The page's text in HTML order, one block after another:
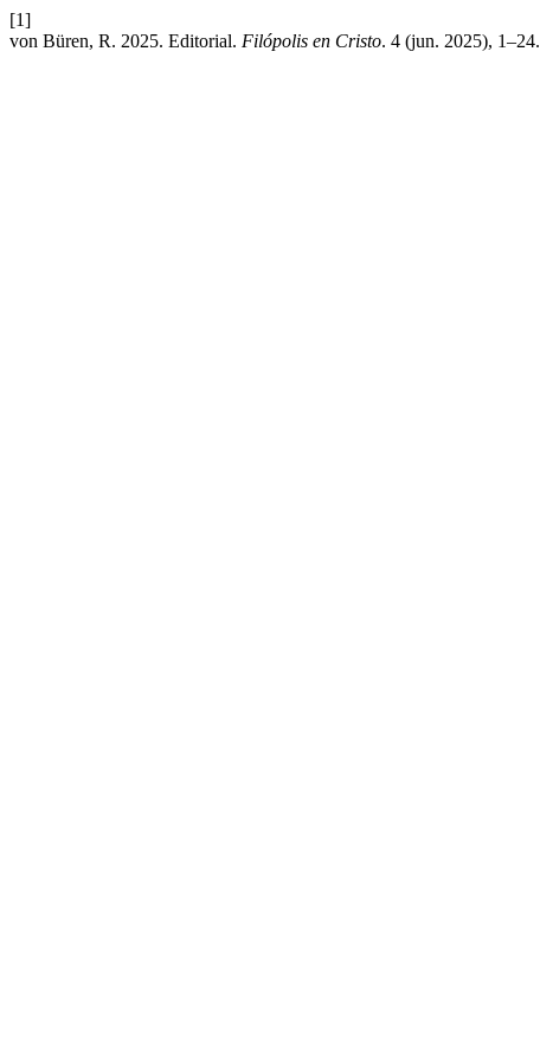
[1]
von Büren, R. 2025. Editorial. Filópolis en Cristo. 4 (jun. 2025), 1–24.